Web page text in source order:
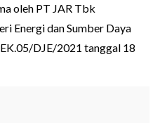
oleh PT JAR Tbk
Energi dan Sumber Daya
DJE/2021 tanggal 18